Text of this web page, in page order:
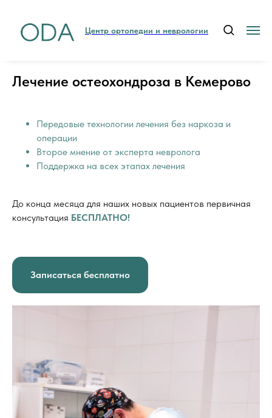
Центр ортопедии и неврологии
Лечение остеохондроза в Кемерово
Передовые технологии лечения без наркоза и
операции
Второе мнение от эксперта невролога
Поддержка на всех этапах лечения
До конца месяца для наших новых пациентов первичная
консультация БЕСПЛАТНО!
Записаться бесплатно